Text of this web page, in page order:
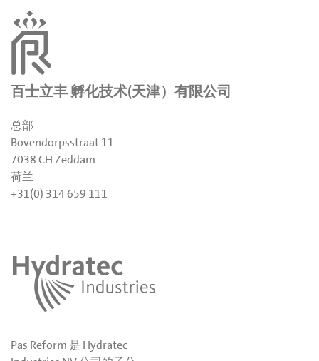
百士立丰 孵化技术(天津）有限公司
总部
Bovendorpsstraat 11
7038 CH Zeddam
荷兰
+31(0) 314 659 111
Pas Reform 是 Hydratec